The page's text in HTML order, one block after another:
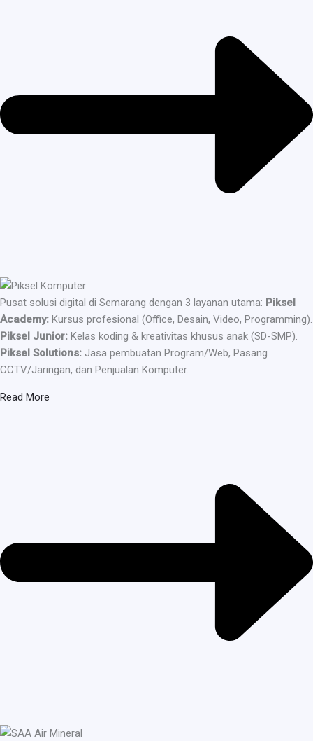
Pusat solusi digital di Semarang dengan 3 layanan utama: Piksel
Academy: Kursus profesional (Office, Desain, Video, Programming).
Piksel Junior: Kelas koding & kreativitas khusus anak (SD-SMP).
Piksel Solutions: Jasa pembuatan Program/Web, Pasang
CCTV/Jaringan, dan Penjualan Komputer.
Read More